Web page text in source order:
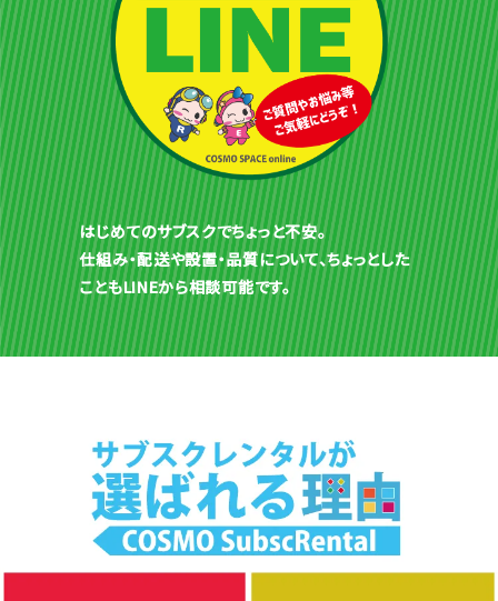
はじめてのサブスクでちょっと不安。
仕組み・配送や設置・品質について、ちょっとした
こともLINEから相談可能です。